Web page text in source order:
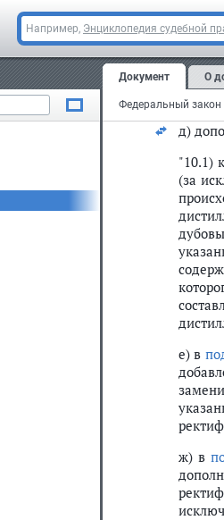
Например, Энциклопедия судебной
Документ О
б) в
в) в
г)
д)
"10.1)
(за
е) в
ж) в